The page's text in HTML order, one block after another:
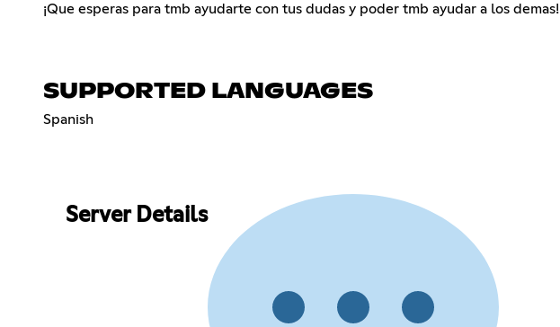
¡Que esperas para tmb ayudarte con tus dudas y poder tmb ayudar a los demas!
SUPPORTED LANGUAGES
Spanish
Server Details